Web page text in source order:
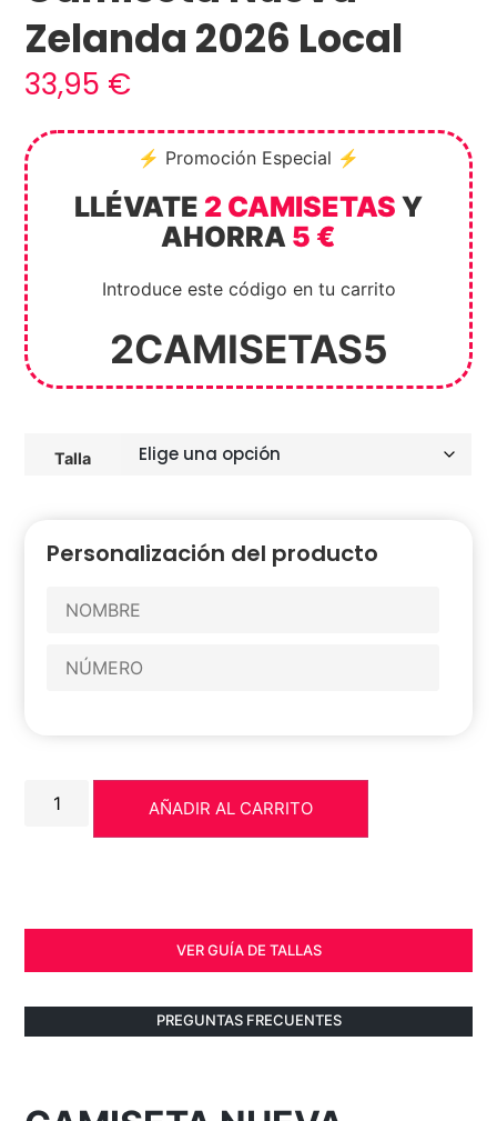
Zelanda 2026 Local
33,95 €
⚡ Promoción Especial ⚡
LLÉVATE 2 CAMISETAS Y
AHORRA 5 €
Introduce este código en tu carrito
2CAMISETAS5
Talla
Personalización del producto
AÑADIR AL CARRITO
VER GUÍA DE TALLAS
PREGUNTAS FRECUENTES